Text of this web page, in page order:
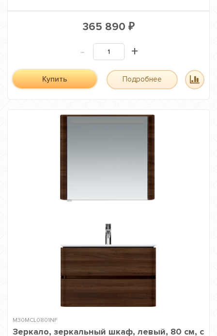
365 890 ₽
- +
Купить Подробнее
M30MCL0801NF
Зеркало, зеркальный шкаф, левый, 80 см, с